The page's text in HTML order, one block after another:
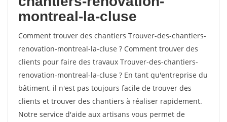
montreal-la-cluse
Comment trouver des chantiers Trouver-des-chantiers-
renovation-montreal-la-cluse ? Comment trouver des
clients pour faire des travaux Trouver-des-chantiers-
renovation-montreal-la-cluse ? En tant qu'entreprise du
bâtiment, il n'est pas toujours facile de trouver des
clients et trouver des chantiers à réaliser rapidement.
Notre service d'aide aux artisans vous permet de